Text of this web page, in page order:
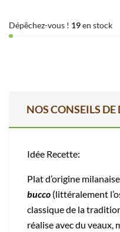
Dépêchez-vous ! 19en stock
NOS CONSEILS
Idée Recette:
Plat d’origine
bucco (littéralement
classique de la
réalise avec du veaux,